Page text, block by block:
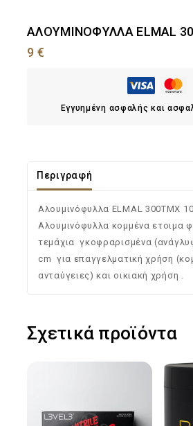
ΑΛΟΥΜΙΝΟΦΥΛΛΑ ELMAL
9€
Εγγυημένη ασφαλής και
Περιγραφή
Αλουμινόφυλλα ELMAL 300ΤΜΧ
Αλουμινόφυλλα κομμένα ετοιμα
τεμάχια γκοφραρισμένα
cm για επαγγελματική χρήση
ανταύγειες) και οικιακή χρήση .
Σχετικά προϊόντα